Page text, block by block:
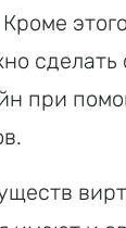
сделать
при